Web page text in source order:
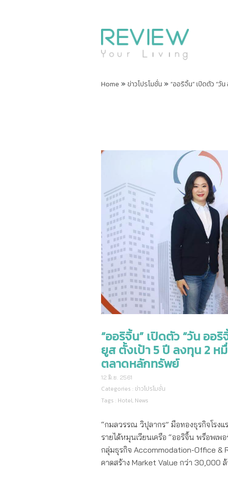
Home »ข่าวโปรโมชั่น »“ออริจิ้น” เปิดตัว “วั
“ออริจิ้น” เปิดตัว “วัน ออ
ยูส ตั้งเป้า 5 ปี ลงทุน 2 ห
ตลาดหลักทรัพย์
12 มิ.ย. 2561
Categories : ข่าวโปรโมชั่น
Tags : Hotel, News
“กมลวรรณ วิปุลากร” มือทองธุรกิจโรงแ
รายได้หมุนเวียนเครือ “ออริจิ้น พร็อพเ
กลุ่มธุรกิจ Accommodation-Office &
คาดสร้าง Market Value กว่า 30,000